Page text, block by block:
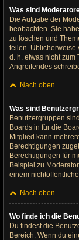
Was sind
Die Aufgabe der
beobachten. Sie
zu löschen und
teilen. Üblicherweise
d. h. etwas nicht zum
Angreifendes
Nach oben
Was sind
Benutzergruppen
Boards in für die
Mitglied kann
Berechtigungen
Berechtigungen für
Beispiel zu
einem
Nach oben
Wo finde ich die
Du findest die
Bereich. Wenn du